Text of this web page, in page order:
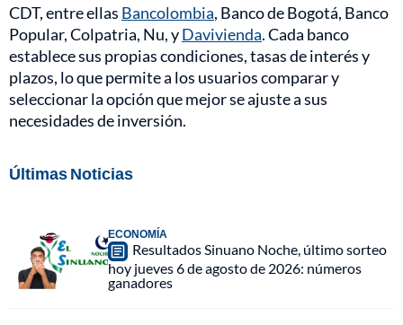
CDT, entre ellas Bancolombia, Banco de Bogotá, Banco
Popular, Colpatria, Nu, yDavivienda. Cada banco
establece sus propias condiciones, tasas de interés y
plazos, lo que permite a los usuarios comparar y
seleccionar la opción que mejor se ajuste a sus
necesidades de inversión.
Últimas Noticias
ECONOMÍA
Resultados Sinuano Noche, último sorteo
hoy jueves 6 de agosto de 2026: números
ganadores